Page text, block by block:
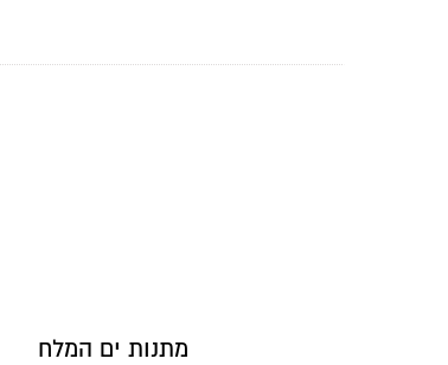
מתנות ים המלח